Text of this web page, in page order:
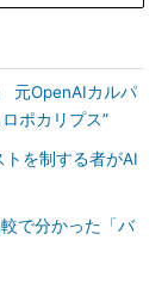
元OpenAIカルパ
ポカリプス”
を制する者がAI
で分かった「バ